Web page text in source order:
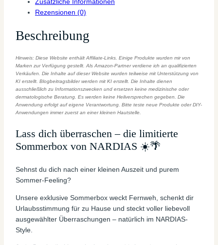
Rezensionen (0)
Beschreibung
Hinweis: Diese Website enthält Affiliate-Links. Einige Produkte wurden mir von
Marken zur Verfügung gestellt. Als Amazon-Partner verdiene ich an qualifizierten
Verkäufen. Die Inhalte auf dieser Website wurden teilweise mit Unterstützung von
KI erstellt. Blogbeitragsbilder werden mit KI erstellt. Die Inhalte dienen
ausschließlich zu Informationszwecken und ersetzen keine medizinische oder
dermatologische Beratung. Es werden keine Heilversprechen gegeben. Die
Anwendung erfolgt auf eigene Verantwortung. Bitte teste neue Produkte oder DIY-
Anwendungen immer zuerst an einer kleinen Hautstelle.
Lass dich überraschen – die limitierte
Sommerbox von NARDIAS ☀️🌴
Sehnst du dich nach einer kleinen Auszeit und purem
Sommer-Feeling?
Unsere exklusive Sommerbox weckt Fernweh, schenkt dir
Urlaubsstimmung für zu Hause und steckt voller liebevoll
ausgewählter Überraschungen – natürlich im NARDIAS-
Style.